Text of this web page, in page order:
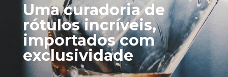
Uma curadoria de
rótulos incríveis,
importados com
exclusividade